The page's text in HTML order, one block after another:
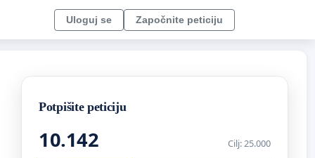
Uloguj se Započnite peticiju
Potpišite peticiju
10.142 Cilj: 25.000